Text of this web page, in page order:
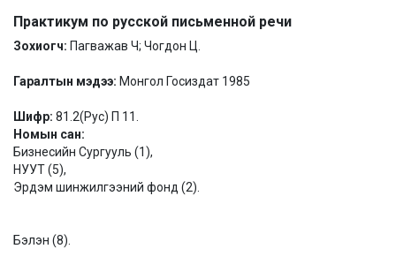
Практикум по русской письменной речи
Зохиогч: Пагважав Ч; Чогдон Ц.
Гаралтын мэдээ: Монгол Госиздат 1985
Шифр: 81.2(Рус) П 11.
Номын сан:
Бизнесийн Сургууль (1),
НУУТ (5),
Эрдэм шинжилгээний фонд (2).
Бэлэн (8).